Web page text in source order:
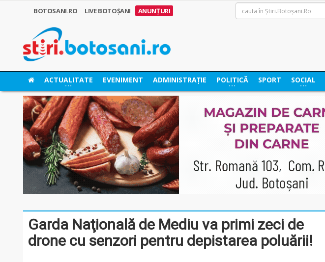
BOTOSANI.RO LIVE BOTOȘANI ANUNȚURI
ACTUALITATE EVENIMENT ADMINISTRAȚIE POLITICĂ SPORT SOCIAL
Garda Naţională de Mediu va primi zeci de
drone cu senzori pentru depistarea poluării!